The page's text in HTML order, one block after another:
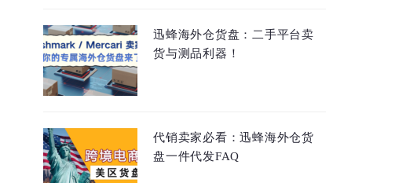
迅蜂海外仓货盘：二手平台卖
货与测品利器！
代销卖家必看：迅蜂海外仓货
盘一件代发FAQ